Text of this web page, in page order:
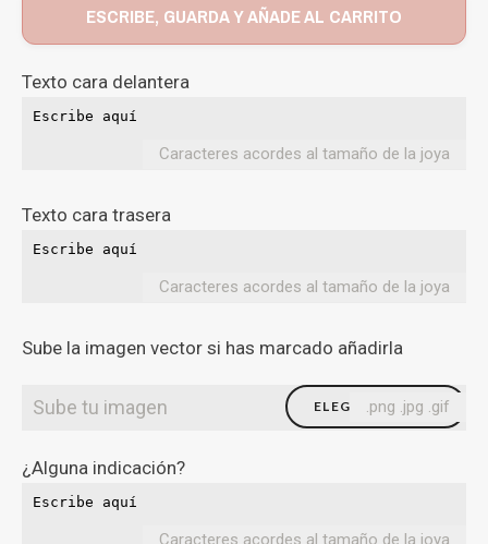
ESCRIBE, GUARDA Y AÑADE AL CARRITO
Texto cara delantera
Caracteres acordes al tamaño de la joya
Texto cara trasera
Caracteres acordes al tamaño de la joya
Sube la imagen vector si has marcado añadirla
Sube tu imagen ELEGIR FICHERO
.png .jpg .gif
¿Alguna indicación?
Caracteres acordes al tamaño de la joya